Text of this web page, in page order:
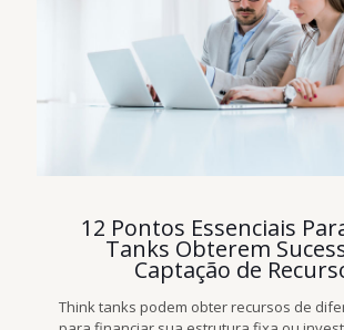
12 Pontos Essenciais
Tanks Obterem
Captação de
Think tanks podem obter recursos de